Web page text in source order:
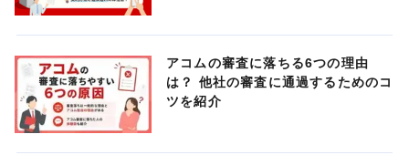
アコムの審査に落ちる6つの理由
は？ 他社の審査に通過するためのコ
ツを紹介